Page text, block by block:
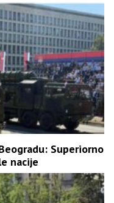
Superiorno
nacije